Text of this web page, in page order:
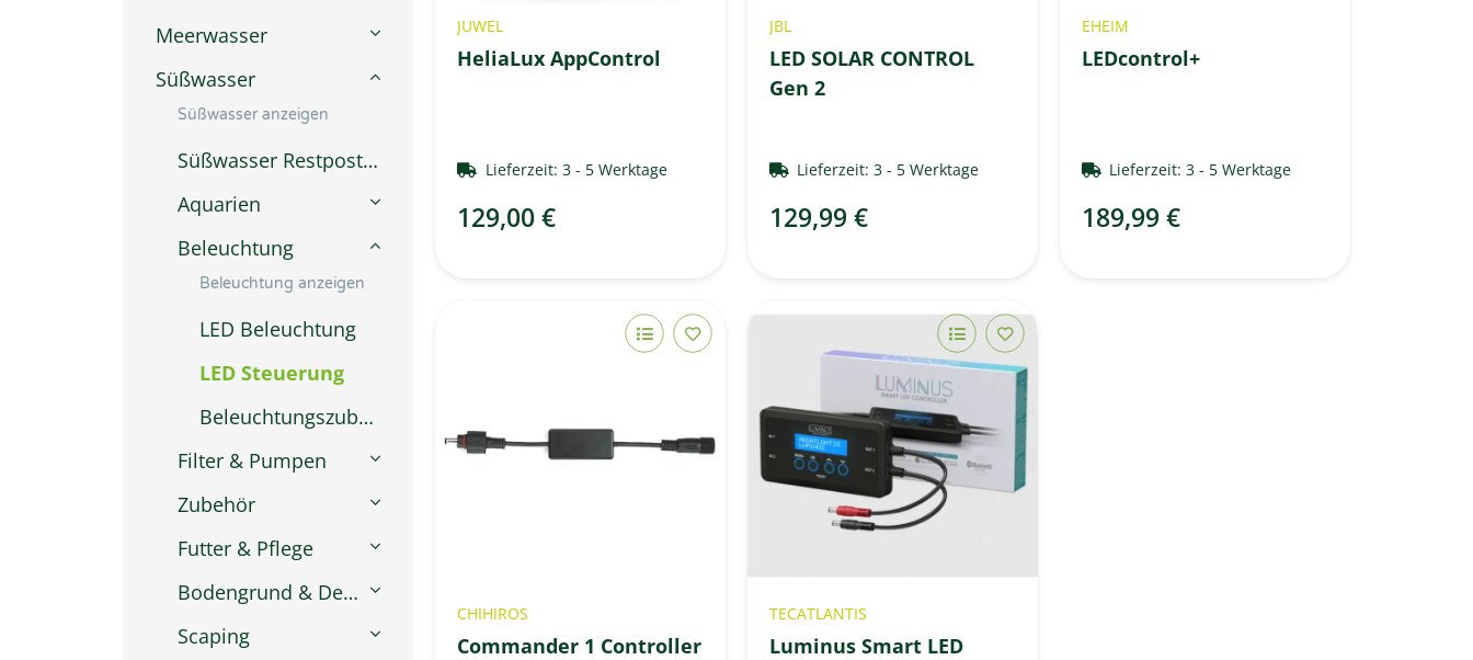
Meerwasser
Süßwasser
Süßwasser anzeigen
Süßwasser Restposten
Aquarien
Beleuchtung
Beleuchtung anzeigen
LED Beleuchtung
LED Steuerung
Beleuchtungszubehör
Filter & Pumpen
Zubehör
Futter & Pflege
Bodengrund & Dekoration
Scaping
JUWEL
HeliaLux AppControl
Lieferzeit: 3 - 5 Werktage
129,00 €
JBL
LED SOLAR CONTROL
Gen 2
Lieferzeit:3 - 5 Werktage
129,99 €
EHEIM
LEDcontrol+
Lieferzeit:3 - 5 Werktage
189,99 €
CHIHIROS
Commander 1 Controller
TECATLANTIS
Luminus Smart LED